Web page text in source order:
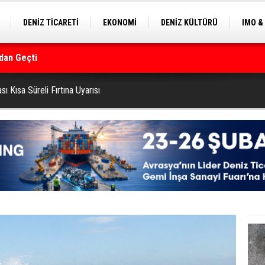
DENİZ TİCARETİ EKONOMİ DENİZ KÜLTÜRÜ
IMO
Geçti
Kısa Süreli Fırtına Uyarısı